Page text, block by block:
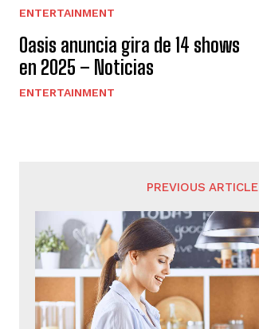
ENTERTAINMENT
Oasis anuncia gira de 14 shows
en 2025 – Noticias
ENTERTAINMENT
PREVIOUS ARTICLE